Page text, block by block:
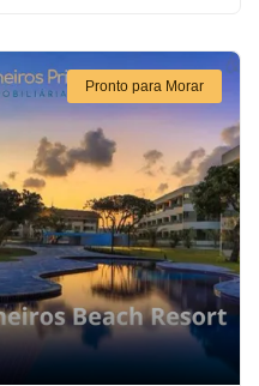
Pronto para Morar